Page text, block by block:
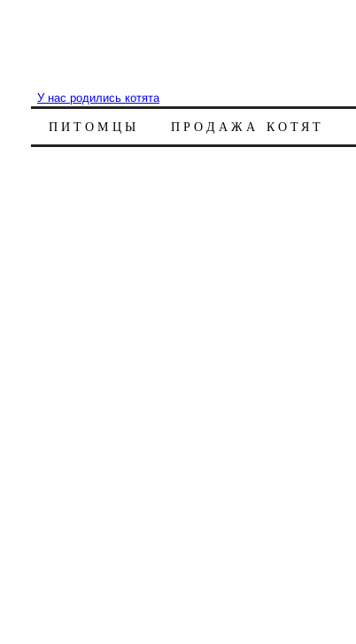
У нас родились котята
ПИТОМЦЫ ПРОДАЖА КОТЯТ